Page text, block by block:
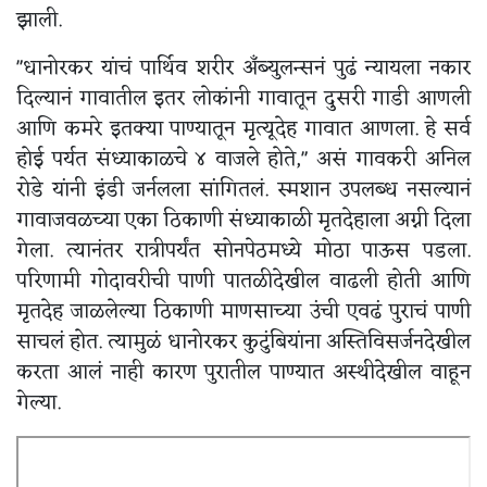
झाली.
"धानोरकर यांचं पार्थिव शरीर अँब्युलन्सनं पुढं न्यायला नकार
दिल्यानं गावातील इतर लोकांनी गावातून दुसरी गाडी आणली
आणि कमरे इतक्या पाण्यातून मृत्यूदेह गावात आणला. हे सर्व
होई पर्यत संध्याकाळचे ४ वाजले होते," असं गावकरी अनिल
रोडे यांनी इंडी जर्नलला सांगितलं. स्मशान उपलब्ध नसल्यानं
गावाजवळच्या एका ठिकाणी संध्याकाळी मृतदेहाला अग्नी दिला
गेला. त्यानंतर रात्रीपर्यंत सोनपेठमध्ये मोठा पाऊस पडला.
परिणामी गोदावरीची पाणी पातळीदेखील वाढली होती आणि
मृतदेह जाळलेल्या ठिकाणी माणसाच्या उंची एवढं पुराचं पाणी
साचलं होत. त्यामुळं धानोरकर कुटुंबियांना अस्तिविसर्जनदेखील
करता आलं नाही कारण पुरातील पाण्यात अस्थीदेखील वाहून
गेल्या.